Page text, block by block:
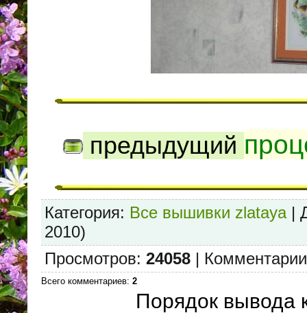
предыдущий
Категория: Все вышивки zlataya|
2010)
Просмотров: 24058 | Комментарии
Всего комментариев: 2
Порядок вывода